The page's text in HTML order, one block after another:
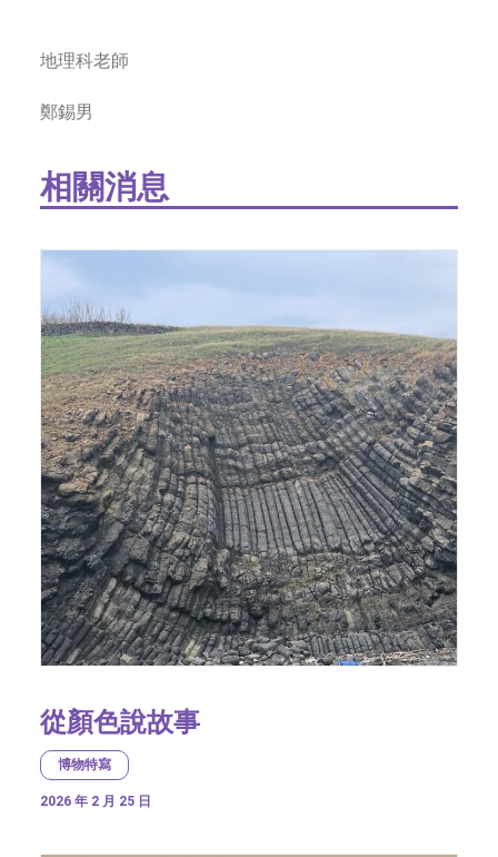
地理科老師
鄭錫男
相關消息
從顏色說故事
博物特寫
2026 年 2 月 25 日